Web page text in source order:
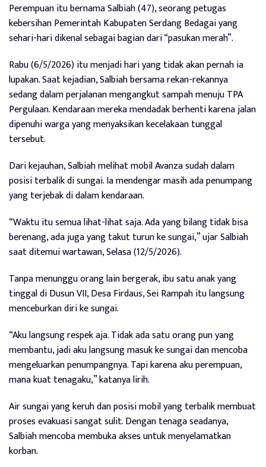
Perempuan itu bernama Salbiah (47), seorang petugas
kebersihan Pemerintah Kabupaten Serdang Bedagai yang
sehari-hari dikenal sebagai bagian dari “pasukan merah”.
Rabu (6/5/2026) itu menjadi hari yang tidak akan pernah ia
lupakan. Saat kejadian, Salbiah bersama rekan-rekannya
sedang dalam perjalanan mengangkut sampah menuju TPA
Pergulaan. Kendaraan mereka mendadak berhenti karena jalan
dipenuhi warga yang menyaksikan kecelakaan tunggal
tersebut.
Dari kejauhan, Salbiah melihat mobil Avanza sudah dalam
posisi terbalik di sungai. Ia mendengar masih ada penumpang
yang terjebak di dalam kendaraan.
“Waktu itu semua lihat-lihat saja. Ada yang bilang tidak bisa
berenang, ada juga yang takut turun ke sungai,” ujar Salbiah
saat ditemui wartawan, Selasa (12/5/2026).
Tanpa menunggu orang lain bergerak, ibu satu anak yang
tinggal di Dusun VII, Desa Firdaus, Sei Rampah itu langsung
menceburkan diri ke sungai.
“Aku langsung respek aja. Tidak ada satu orang pun yang
membantu, jadi aku langsung masuk ke sungai dan mencoba
mengeluarkan penumpangnya. Tapi karena aku perempuan,
mana kuat tenagaku,” katanya lirih.
Air sungai yang keruh dan posisi mobil yang terbalik membuat
proses evakuasi sangat sulit. Dengan tenaga seadanya,
Salbiah mencoba membuka akses untuk menyelamatkan
korban.